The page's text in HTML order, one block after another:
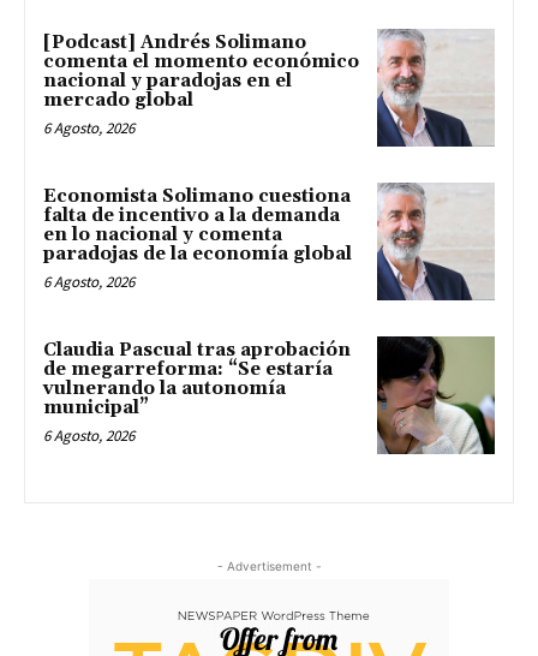
[Podcast] Andrés Solimano
comenta el momento económico
nacional y paradojas en el
mercado global
6 Agosto, 2026
Economista Solimano cuestiona
falta de incentivo a la demanda
en lo nacional y comenta
paradojas de la economía global
6 Agosto, 2026
Claudia Pascual tras aprobación
de megarreforma: “Se estaría
vulnerando la autonomía
municipal”
6 Agosto, 2026
- Advertisement -